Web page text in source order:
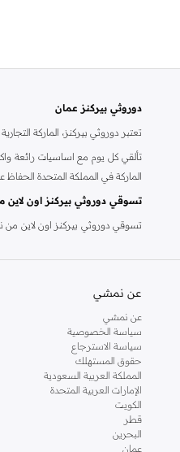
دوروثي بيركنز عمان
تعتبر دوروثي بيركنز، الماركة
تألقي كل يوم مع اساسيات رائعة
الماركة في المملكة المتحدة
تسوقي دوروثي بيركنز اون
تسوقي دوروثي بيركنز اون لاين
عن نمشي
عن نمشي
سياسة الخصوصية
سياسة الاسترجاع
حقوق المستهلك
المملكة العربية السعودية
الإمارات العربية المتحدة
الكويت
قطر
البحرين
عمان